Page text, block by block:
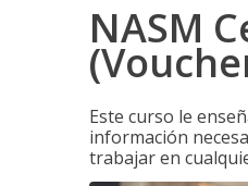
NASM
Este curso le
información
trabajar en